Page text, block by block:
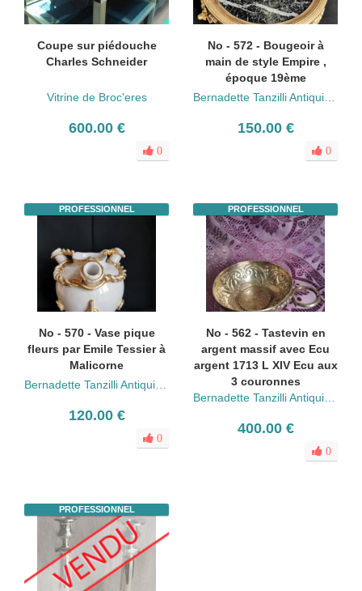
Coupe sur piédouche
Charles Schneider
Vitrine de Broc'eres
600.00 €
0
No - 572 - Bougeoir à
main de style Empire ,
époque 19ème
150.00 €
0
PROFESSIONNEL
No - 570 - Vase pique
fleurs par Emile Tessier à
Malicorne
120.00 €
0
PROFESSIONNEL
No - 562 - Tastevin en
argent massif avec Ecu
argent 1713 L XIV Ecu aux
3 couronnes
400.00 €
0
PROFESSIONNEL